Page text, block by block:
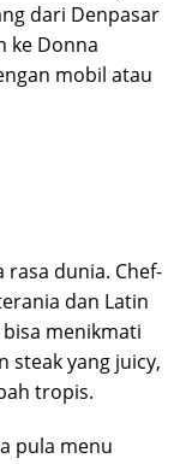
dari Denpasar
ke Donna
mobil atau
dunia. Chef-
dan Latin
menikmati
steak yang juicy,
tropis.
pula menu